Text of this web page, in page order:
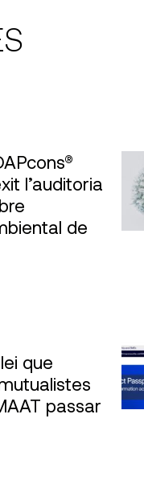
l’auditoria
de
que
passar